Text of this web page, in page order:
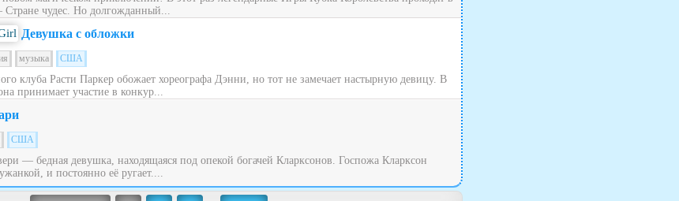
чудес. Но долгожданный...
Девушка с обложки
музыка США
клуба Расти Паркер обожает хореографа Дэнни, но тот не замечает настырную девицу. В
принимает участие в конкур...
США
— бедная девушка, находящаяся под опекой богачей Кларксонов. Госпожа Кларксон
и постоянно её ругает....